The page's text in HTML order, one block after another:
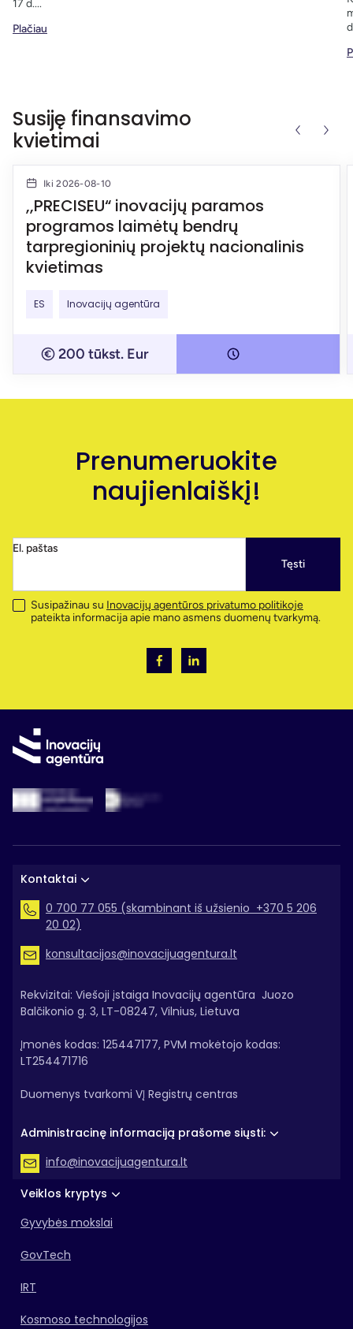
17 d....
Plačiau
Susiję finansavimo
kvietimai
Iki 2026-08-10
,,PRECISEU“ inovacijų paramos
programos laimėtų bendrų
tarpregioninių projektų nacionalinis
kvietimas
ES Inovacijų agentūra
200 tūkst. Eur
Prenumeruokite
naujienlaiškį!
El. paštas
Tęsti
Susipažinau su Inovacijų agentūros privatumo politikoje
pateikta informacija apie mano asmens duomenų tvarkymą.
Veiklos kryptys
Gyvybės mokslai
GovTech
IRT
Kosmoso technologijos
Kontaktai
0 700 77 055 (skambinant iš užsienio +370 5 206
20 02)
konsultacijos@inovacijuagentura.lt
Rekvizitai: Viešoji įstaiga Inovacijų agentūra Juozo
Balčikonio g. 3, LT-08247, Vilnius, Lietuva
Įmonės kodas: 125447177, PVM mokėtojo kodas:
LT254471716
Duomenys tvarkomi VĮ Registrų centras
Administracinę informaciją prašome siųsti:
info@inovacijuagentura.lt